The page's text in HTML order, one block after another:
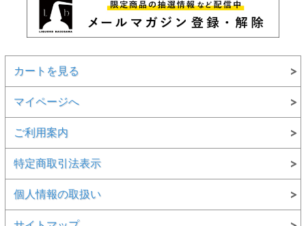
カートを見る
マイページへ
ご利用案内
特定商取引法表示
個人情報の取扱い